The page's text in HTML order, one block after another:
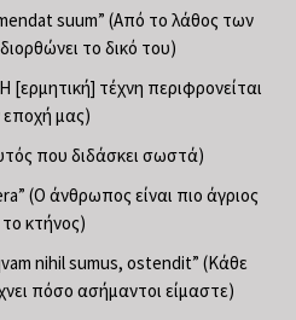
suum” (Από το λάθος των
το δικό του)
τέχνη περιφρονείται
μας)
που διδάσκει σωστά)
(Ο άνθρωπος είναι πιο άγριος
κτήνος)
nihil sumus, ostendit” (Κάθε
πόσο ασήμαντοι είμαστε)